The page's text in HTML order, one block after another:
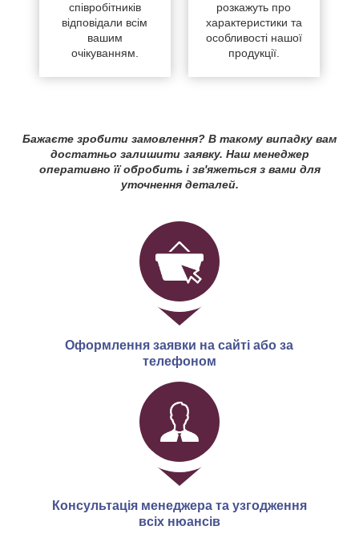
співробітників
відповідали всім
вашим
очікуванням.
розкажуть про
характеристики та
особливості нашої
продукції.
Бажаєте зробити замовлення? В такому випадку вам
достатньо залишити заявку. Наш менеджер
оперативно її обробить і зв'яжеться з вами для
уточнення деталей.
Оформлення заявки на сайті або за
телефоном
Консультація менеджера та узгодження
всіх нюансів